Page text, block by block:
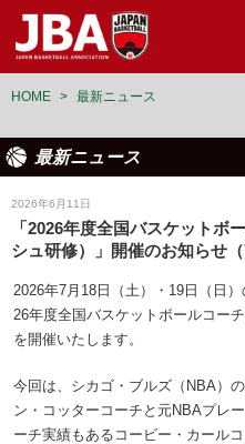
HOME > 最新ニュース
最新ニュース
2026年6月11日
「2026年度全国バスケットボ
シュ研修）」開催のお知らせ（
2026年7月18日（土）・19日（日
26年度全国バスケットボールコー
を開催いたします。
今回は、シカゴ・ブルズ（NBA）
ン・コッターコーチと元NBAプレ
ーチ実績もあるコービー・カール